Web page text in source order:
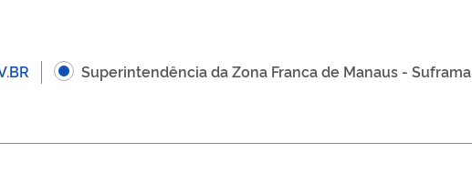
Superintendência da Zona Franca de Manaus - Suframa